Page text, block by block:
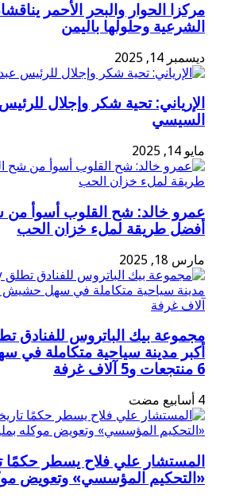
مركزا الحوار والبحر الأحمر
الشرعية وحلولها باليمن
ديسمبر 14, 2025
الإرياني: تحية شكر وإجلال
السيسي
مايو 14, 2025
عمرو خالد: شح القلوب أسوأ من
أفضل طريقة لملء خزان الحب
مارس 18, 2025
أكبر مدينة سياحية متكاملة
6 منتجعات و5 آلاف غرفة
المستشار علي فلاح يسطر حكمًا
«التحكيم المؤسسي» وتعويض